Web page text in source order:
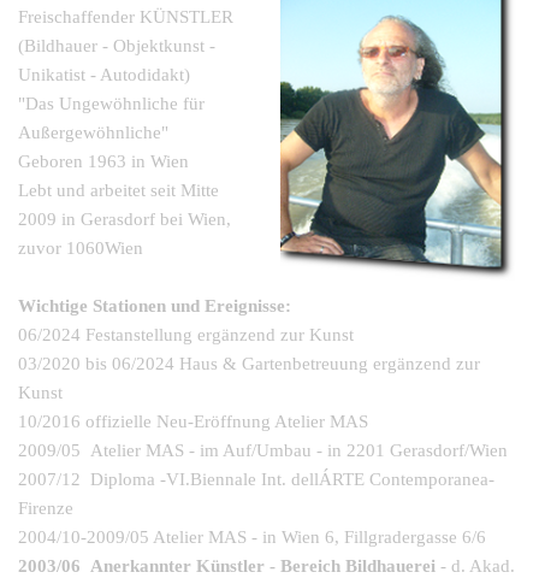
Freischaffender KÜNSTLER
(Bildhauer - Objektkunst -
Unikatist - Autodidakt)
"Das Ungewöhnliche für
Außergewöhnliche"
Geboren 1963 in Wien
Lebt und arbeitet seit Mitte
2009 in Gerasdorf bei Wien,
zuvor 1060Wien
Wichtige Stationen und Ereignisse:
06/2024 Festanstellung ergänzend zur Kunst
03/2020 bis 06/2024 Haus & Gartenbetreuung ergänzend zur
Kunst
10/2016 offizielle Neu-Eröffnung Atelier MAS
2009/05 Atelier MAS - im Auf/Umbau - in 2201 Gerasdorf/Wien
2007/12 Diploma -VI.Biennale Int. dellÁRTE Contemporanea-
Firenze
2004/10-2009/05 Atelier MAS - in Wien 6, Fillgradergasse 6/6
2003/06 Anerkannter Künstler - Bereich Bildhauerei - d. Akad.